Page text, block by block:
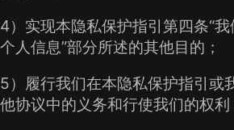
4）实现本隐私保护指引第四条“
个人信息”部分所述的其他目的；
5）履行我们在本隐私保护指引或
他协议中的义务和行使我们的权利